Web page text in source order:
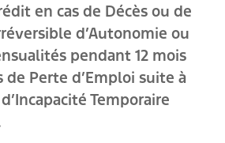
en cas de Décès ou de
d’Autonomie ou
pendant 12 mois
de Perte d’Emploi suite à
Temporaire